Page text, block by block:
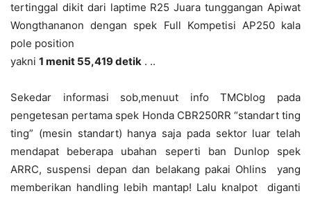
tertinggal dikit dari laptime R25 Juara tunggangan Apiwat
Wongthananon dengan spek Full Kompetisi AP250 kala
pole position
yakni 1 menit 55,419 detik . ..
Sekedar informasi sob,menuut info TMCblog pada
pengetesan pertama spek Honda CBR250RR “standart ting
ting” (mesin standart) hanya saja pada sektor luar telah
mendapat beberapa ubahan seperti ban Dunlop spek
ARRC, suspensi depan dan belakang pakai Ohlins yang
memberikan handling lebih mantap! Lalu knalpot diganti